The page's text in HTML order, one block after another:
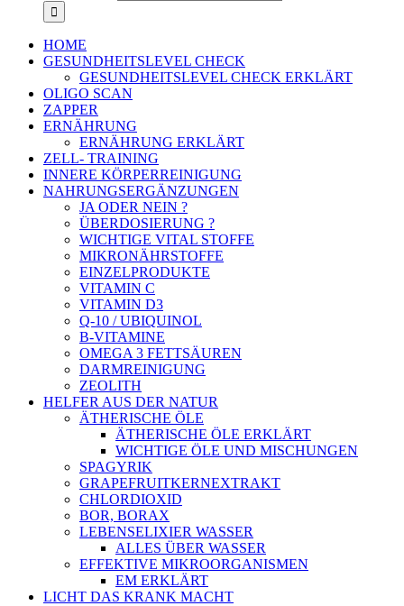
HOME
GESUNDHEITSLEVEL CHECK
GESUNDHEITSLEVEL CHECK ERKLÄRT
OLIGO SCAN
ZAPPER
ERNÄHRUNG
ERNÄHRUNG ERKLÄRT
ZELL- TRAINING
INNERE KÖRPERREINIGUNG
NAHRUNGSERGÄNZUNGEN
JA ODER NEIN ?
ÜBERDOSIERUNG ?
WICHTIGE VITAL STOFFE
MIKRONÄHRSTOFFE
EINZELPRODUKTE
VITAMIN C
VITAMIN D3
Q-10 / UBIQUINOL
B-VITAMINE
OMEGA 3 FETTSÄUREN
DARMREINIGUNG
ZEOLITH
HELFER AUS DER NATUR
ÄTHERISCHE ÖLE
ÄTHERISCHE ÖLE ERKLÄRT
WICHTIGE ÖLE UND MISCHUNGEN
SPAGYRIK
GRAPEFRUITKERNEXTRAKT
CHLORDIOXID
BOR, BORAX
LEBENSELIXIER WASSER
ALLES ÜBER WASSER
EFFEKTIVE MIKROORGANISMEN
EM ERKLÄRT
LICHT DAS KRANK MACHT